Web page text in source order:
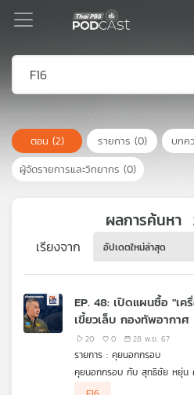
Podcast
เพล
ย์
ลิ
เพล
สต์
ตอน (2) รายการ (0) บทค
ผู้จัดรายการและวิทยากร (0)
ผลการค้นหา
เรียงจาก อัปเดตใหม่ล่าสุด
EP. 48: เปิดแผนซื้อ "เค
เขี้ยวเล็บ กองทัพอากาศ
20 0 28 พ.ย. 67
รายการ : คุยนอกกรอบ
คุยนอกกรอบ กับ สุทธิชัย หยุ่น
รมณารักษ์" เจ้ากรมยุทธการท